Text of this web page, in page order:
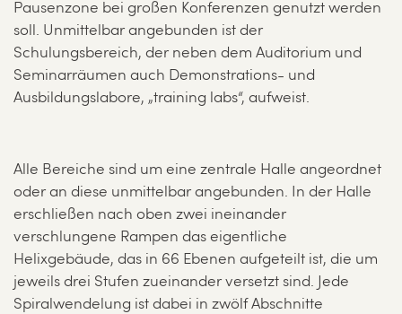
Pausenzone bei großen Konferenzen genutzt werden
soll. Unmittelbar angebunden ist der
Schulungsbereich, der neben dem Auditorium und
Seminarräumen auch Demonstrations- und
Ausbildungslabore, „training labs“, aufweist.
Alle Bereiche sind um eine zentrale Halle angeordnet
oder an diese unmittelbar angebunden. In der Halle
erschließen nach oben zwei ineinander
verschlungene Rampen das eigentliche
Helixgebäude, das in 66 Ebenen aufgeteilt ist, die um
jeweils drei Stufen zueinander versetzt sind. Jede
Spiralwendelung ist dabei in zwölf Abschnitte